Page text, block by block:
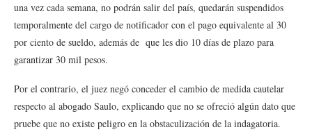
una vez cada semana, no podrán salir del país, quedarán suspendidos
temporalmente del cargo de notificador con el pago equivalente al 30
por ciento de sueldo, además de que les dio 10 días de plazo para
garantizar 30 mil pesos.
Por el contrario, el juez negó conceder el cambio de medida cautelar
respecto al abogado Saulo, explicando que no se ofreció algún dato que
pruebe que no existe peligro en la obstaculización de la indagatoria.